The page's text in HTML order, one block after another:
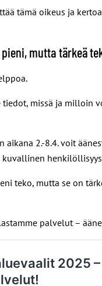
tämä oikeus ja
mutta tärkeä
missä ja milloin
aikana 2.-8.4. voit
kuvallinen
teko, mutta se on
palvelut –